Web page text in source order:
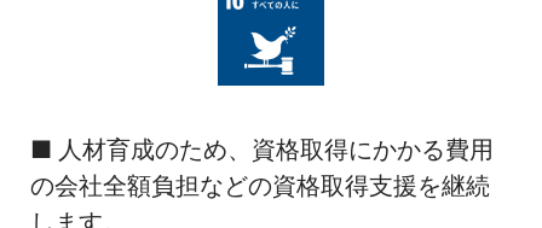
■ 人材育成のため、資格取得にかかる費用
の会社全額負担などの資格取得支援を継続